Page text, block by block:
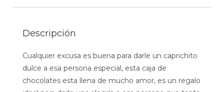
Descripción
Cualquier excusa es buena para darle un caprichito
dulce a esa persona especial, esta caja de
chocolates esta llena de mucho amor, es un regalo